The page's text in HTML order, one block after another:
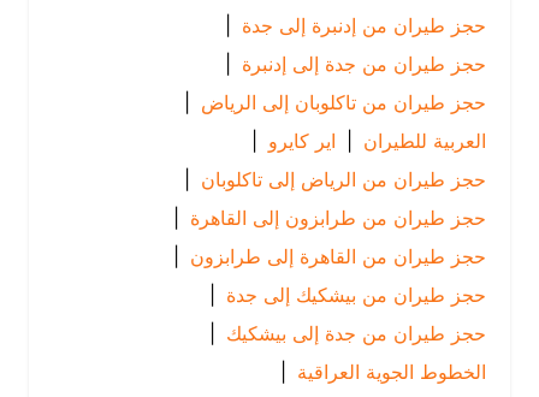
حجز طيران من إدنبرة إلى جدة
حجز طيران من جدة إلى إدنبرة |
حجز طيران من تاكلوبان إلى الرياض
|
العربية للطيران | اير كايرو
|
حجز طيران من الرياض إلى تاكلوبان |
حجز طيران من طرابزون إلى القاهرة |
حجز طيران من القاهرة إلى طرابزون |
حجز طيران من بيشكيك إلى جدة
حجز طيران من جدة إلى بيشكيك |
الخطوط الجوية العراقية